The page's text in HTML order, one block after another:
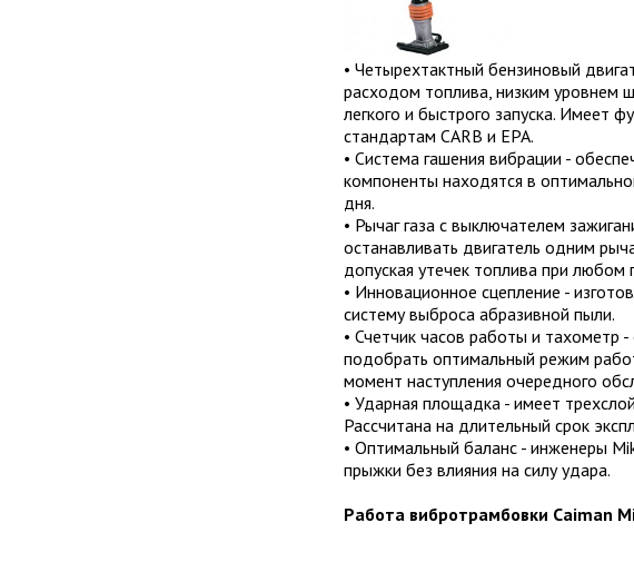
• Четырехтактный бензиновый
расходом топлива, низким уровнем
легкого и быстрого запуска. Имеет
стандартам CARB и EPA.
• Система гашения вибрации -
компоненты находятся в
дня.
• Рычаг газа с выключателем
останавливать двигатель одним
допуская утечек топлива при
• Инновационное сцепление -
систему выброса абразивной пыли.
• Счетчик часов работы и тахометр
подобрать оптимальный режим
момент наступления очередного
• Ударная площадка - имеет
Рассчитана на длительный срок
• Оптимальный баланс - инженеры
прыжки без влияния на силу удара.
Работа вибротрамбовки Caiman